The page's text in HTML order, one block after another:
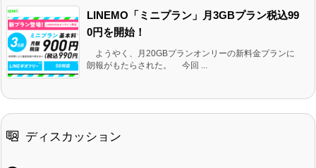
LINEMO「ミニプラン」月3GBプラン税込99
0円を開始！
ようやく、月20GBプランオンリーの新料金プランに
朗報がもたらされた。 今回 ...
ディスカッション